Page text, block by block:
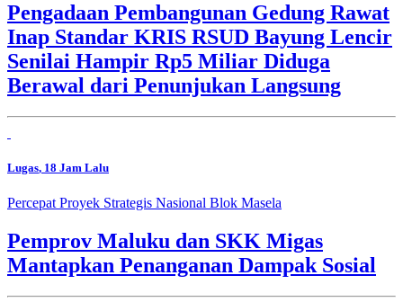
Pengadaan Pembangunan Gedung Rawat
Inap Standar KRIS RSUD Bayung Lencir
Senilai Hampir Rp5 Miliar Diduga
Berawal dari Penunjukan Langsung
Lugas, 18 Jam Lalu
Percepat Proyek Strategis Nasional Blok Masela
Pemprov Maluku dan SKK Migas
Mantapkan Penanganan Dampak Sosial